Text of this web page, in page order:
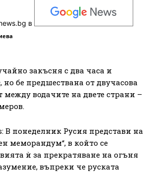
в
закъсня с два часа и
бе предшествана от двучасова
между водачите на двете страни –
В понеделник Русия представи на
меморандум“, в който се
ѝ за прекратяване на огъня
въпреки че руската